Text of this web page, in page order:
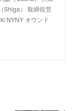
Shiga） 取締役営
NYNY オウンド